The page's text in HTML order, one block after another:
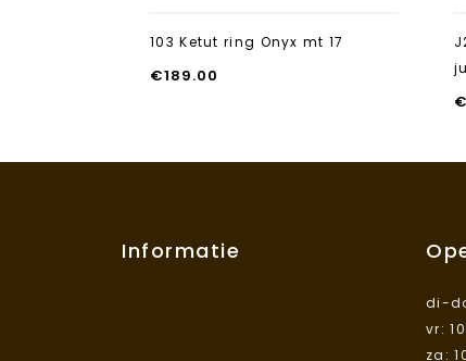
103 Ketut ring Onyx mt 17
€189.00
€
Informatie
di-
vr:
za: